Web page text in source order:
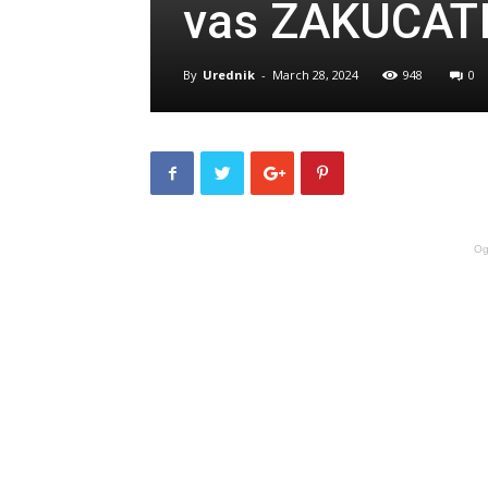
vas ZAKUCATI
By Urednik - March 28, 2024 948 0